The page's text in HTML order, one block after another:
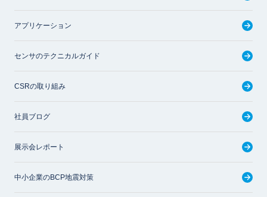
アプリケーション
センサのテクニカルガイド
CSRの取り組み
社員ブログ
展示会レポート
中小企業のBCP地震対策